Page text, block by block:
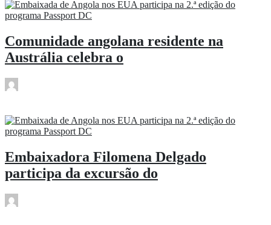
Comunidade angolana residente na
Austrália celebra o
Embaixadora Filomena Delgado
participa da excursão do